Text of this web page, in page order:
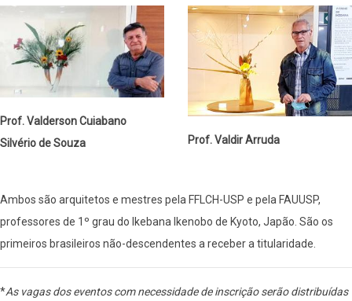
Prof. Valderson Cuiabano
Silvério de Souza
Prof. Valdir Arruda
Ambos são arquitetos e mestres pela FFLCH-USP e pela FAUUSP,
professores de 1º grau do Ikebana Ikenobo de Kyoto, Japão. São os
primeiros brasileiros não-descendentes a receber a titularidade.
*As vagas dos eventos com necessidade de inscrição serão distribuídas